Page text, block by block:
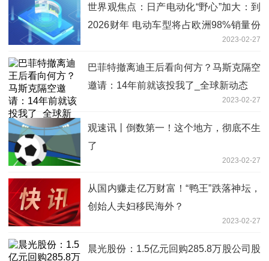
世界观焦点：日产电动化“野心”加大：到
2026财年 电动车型将占欧洲98%销量份
2023-02-27
巴菲特撤离迪王后看向何方？马斯克隔空
邀请：14年前就该投我了_全球新动态
2023-02-27
观速讯丨倒数第一！这个地方，彻底不生
了
2023-02-27
从国内赚走亿万财富！“鸭王”跌落神坛，
创始人夫妇移民海外？
2023-02-27
晨光股份：1.5亿元回购285.8万股公司股